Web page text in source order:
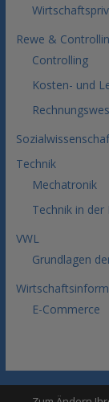
Rewe &
Controlling
Kosten- und
Technik
Mechatronik
Technik in der
VWL
Grundlagen
E-Commerce